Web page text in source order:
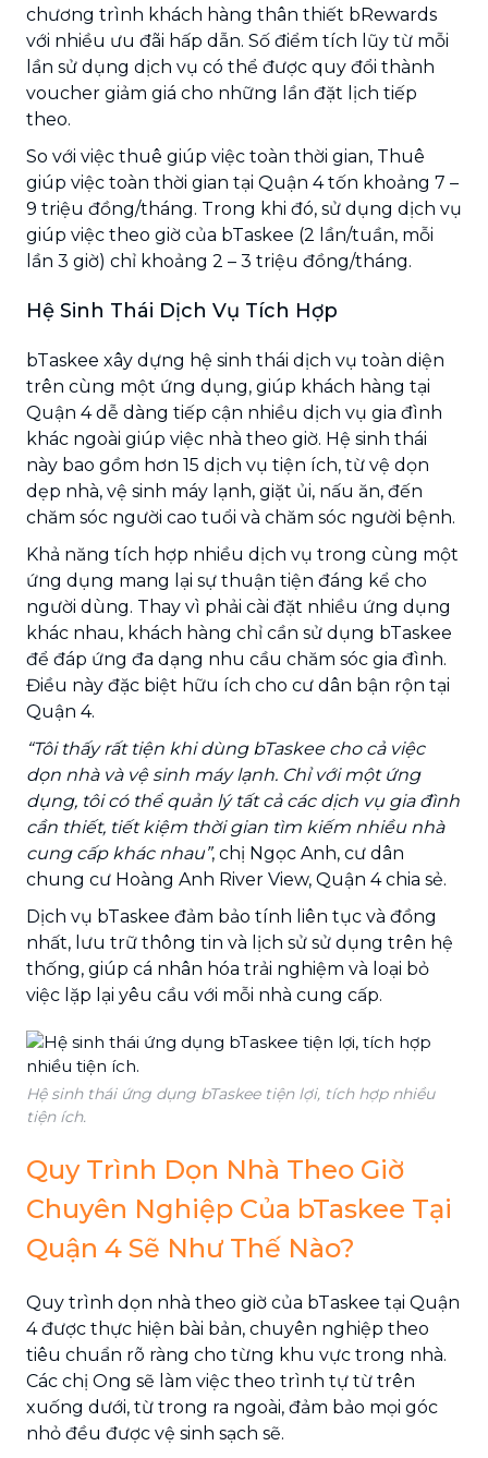
chương trình khách hàng thân thiết bRewards
với nhiều ưu đãi hấp dẫn. Số điểm tích lũy từ mỗi
lần sử dụng dịch vụ có thể được quy đổi thành
voucher giảm giá cho những lần đặt lịch tiếp
theo.
So với việc thuê giúp việc toàn thời gian, Thuê
giúp việc toàn thời gian tại Quận 4 tốn khoảng 7 –
9 triệu đồng/tháng. Trong khi đó, sử dụng dịch vụ
giúp việc theo giờ của bTaskee (2 lần/tuần, mỗi
lần 3 giờ) chỉ khoảng 2 – 3 triệu đồng/tháng.
Hệ Sinh Thái Dịch Vụ Tích Hợp
bTaskee xây dựng hệ sinh thái dịch vụ toàn diện
trên cùng một ứng dụng, giúp khách hàng tại
Quận 4 dễ dàng tiếp cận nhiều dịch vụ gia đình
khác ngoài giúp việc nhà theo giờ. Hệ sinh thái
này bao gồm hơn 15 dịch vụ tiện ích, từ vệ dọn
dẹp nhà, vệ sinh máy lạnh, giặt ủi, nấu ăn, đến
chăm sóc người cao tuổi và chăm sóc người bệnh.
Khả năng tích hợp nhiều dịch vụ trong cùng một
ứng dụng mang lại sự thuận tiện đáng kể cho
người dùng. Thay vì phải cài đặt nhiều ứng dụng
khác nhau, khách hàng chỉ cần sử dụng bTaskee
để đáp ứng đa dạng nhu cầu chăm sóc gia đình.
Điều này đặc biệt hữu ích cho cư dân bận rộn tại
Quận 4.
“Tôi thấy rất tiện khi dùng bTaskee cho cả việc
dọn nhà và vệ sinh máy lạnh. Chỉ với một ứng
dụng, tôi có thể quản lý tất cả các dịch vụ gia đình
cần thiết, tiết kiệm thời gian tìm kiếm nhiều nhà
cung cấp khác nhau”, chị Ngọc Anh, cư dân
chung cư Hoàng Anh River View, Quận 4 chia sẻ.
Dịch vụ bTaskee đảm bảo tính liên tục và đồng
nhất, lưu trữ thông tin và lịch sử sử dụng trên hệ
thống, giúp cá nhân hóa trải nghiệm và loại bỏ
việc lặp lại yêu cầu với mỗi nhà cung cấp.
Hệ sinh thái ứng dụng bTaskee tiện lợi, tích hợp nhiều
tiện ích.
Quy Trình Dọn Nhà Theo Giờ
Chuyên Nghiệp Của bTaskee Tại
Quận 4 Sẽ Như Thế Nào?
Quy trình dọn nhà theo giờ của bTaskee tại Quận
4 được thực hiện bài bản, chuyên nghiệp theo
tiêu chuẩn rõ ràng cho từng khu vực trong nhà.
Các chị Ong sẽ làm việc theo trình tự từ trên
xuống dưới, từ trong ra ngoài, đảm bảo mọi góc
nhỏ đều được vệ sinh sạch sẽ.